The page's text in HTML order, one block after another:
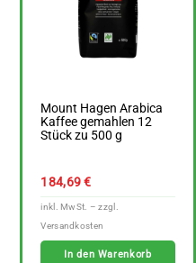
Mount Hagen Arabica
Kaffee gemahlen 12
Stück zu 500 g
184,69€
In den Warenkorb